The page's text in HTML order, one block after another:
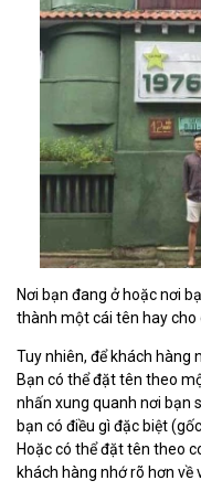
Nơi bạn đang ở hoặc nơi
thành một cái tên hay cho
Tuy nhiên, để khách hàng
Bạn có thể đặt tên theo
nhấn xung quanh nơi bạn
bạn có điều gì đặc biệt
Hoặc có thể đặt tên theo
khách hàng nhớ rõ hơn về